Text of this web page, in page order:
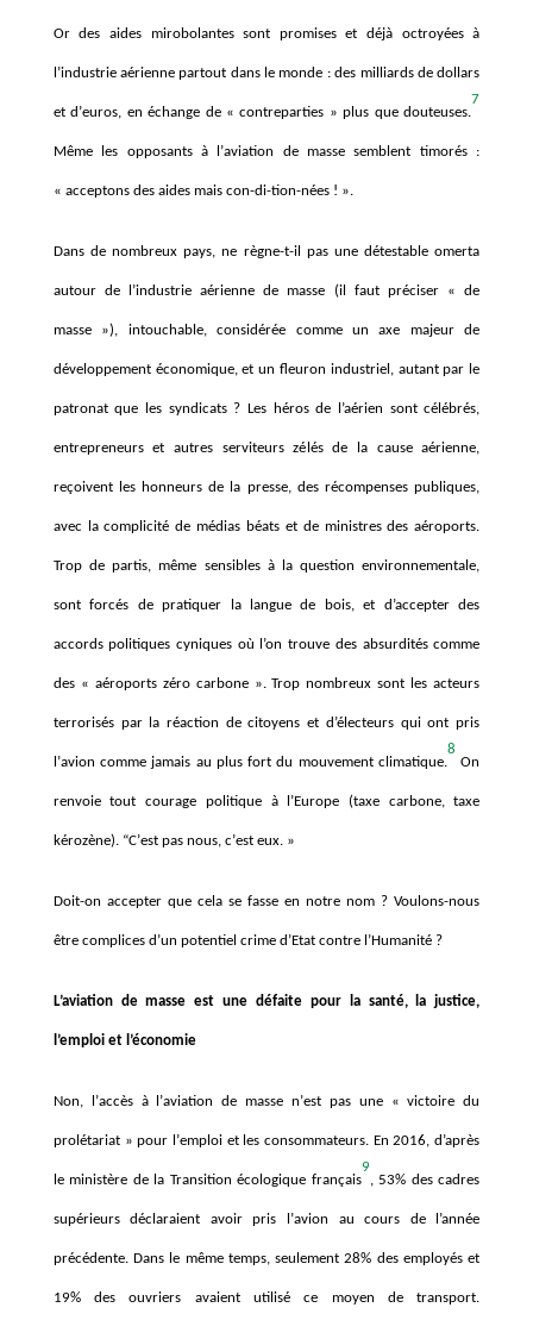
Or des aides mirobolantes sont promises et déjà octroyéesà
l’industrie aérienne partout dans le monde : des milliards de dollars
et d ’euros, en échange de « contreparties » plus que douteuses.
7
Même les opposants à l’aviation de masse semblent timorés :
« acceptons des aides mais con-di-tion-nées ! ».
Dans de nombreux pays, ne règne-t-il pas une détestable omerta
autour de l ’industrie aérienne de masse (il faut préciser « de
masse »), intouchable, considérée comme un axe majeur de
développement économique, et un fleuron industriel, autant par le
patronat que les syndicats? Les héros de l ’aérien sont cé lébrés,
entrepreneurs et autres serviteurs zé és de la cause aérienne,
reçoivent les honneurs de la presse, des récompenses publiques,
avec la complicité de médias béats et de ministres des aéroports.
Trop de partis , même sensibles à la question environnementale,
sont forcés de pratiquer la langue de bois, et d’accepter des
accords politiques cyniques où l’on trouve des absurdités comme
des « aéroports zéro carbone». Trop nombreux sont les acteurs
terrorisés par la réaction de citoyens et d’électeurs qui ont pris
’avion comme jamais au plus fort du mouvement climatique.
8
On
renvoie tout courage politique à l’Europe (taxe carbone, taxe
kérozène). “C’est pas nous, c’est eux. »
Doit-on accepter que cela se fasse en notre nom ? Voulons-nous
être complicesd’un potentiel crime d’Etat contre l ’Humanité?
L’aviation de masse est une défaite pour la santé, la justice,
l’emploi et l’économie
Non, l ’accès à l’aviation de masse n’est pas une «victoire du
prolétariat »pour l ’emploi et les consommateurs. En 2016, d ’après
le ministère de la Transition écologique français
9
, 53% des cadres
supérieurs déclaraient avoir pris l ’avion au cours de l ’année
précédente. Dans le même temps, seulement 28% des employés et
19% des ouvriers avaient utilisé ce moyen de transport.